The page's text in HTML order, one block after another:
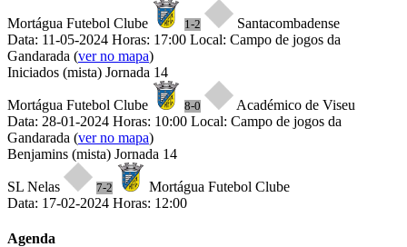
Mortágua Futebol Clube 1-2
Santacombadense
Data: 11-05-2024 Horas: 17:00 Local: Campo de jogos da
Gandarada (ver no mapa)
Iniciados (mista) Jornada 14
Mortágua Futebol Clube 8-0
Académico de Viseu
Data: 28-01-2024 Horas: 10:00 Local: Campo de jogos da
Gandarada (ver no mapa)
Benjamins (mista) Jornada 14
SL Nelas 7-2
Mortágua Futebol Clube
Data: 17-02-2024 Horas: 12:00
Agenda